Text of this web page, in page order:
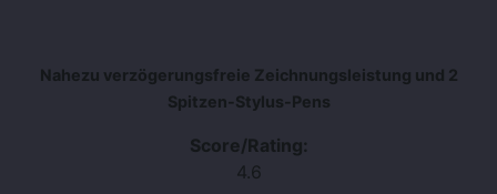
Nahezu verzögerungsfreie Zeichnungsleistung und 2
Spitzen-Stylus-Pens
Score/Rating:
4.6